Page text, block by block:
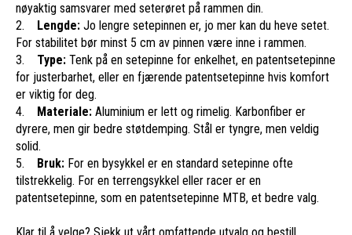
nøyaktig samsvarer med seterøret på rammen din.
2. Lengde: Jo lengre setepinnen er, jo mer kan du heve setet.
For stabilitet bør minst 5 cm av pinnen være inne i rammen.
3. Type: Tenk på en setepinne for enkelhet, en patentsetepinne
for justerbarhet, eller en fjærende patentsetepinne hvis komfort
er viktig for deg.
4. Materiale: Aluminium er lett og rimelig. Karbonfiber er
dyrere, men gir bedre støtdemping. Stål er tyngre, men veldig
solid.
5. Bruk: For en bysykkel er en standard setepinne ofte
tilstrekkelig. For en terrengsykkel eller racer er en
patentsetepinne, som en patentsetepinne MTB, et bedre valg.